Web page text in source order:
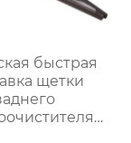
быстрая
щетки